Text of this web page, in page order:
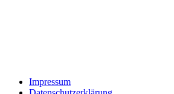
Impressum